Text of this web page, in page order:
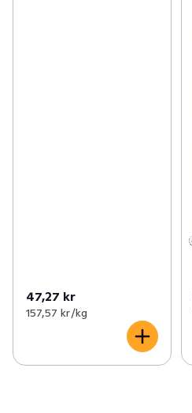
47,27 kr
157,57 kr /kg